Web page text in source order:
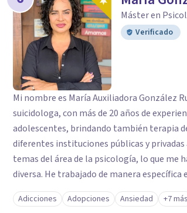
para desempeñarme como editor en la
Proyecto que me resultaba
deseo por la investigación y la
vínculos con colegas y amistades en el
Costa Rica, y en Acompañamiento
miembro fundador, desde 2019, del Foro
la Internacional de Foros del Campo
Máster en
Verificado
Mi nombre es María Auxiliadora González
suicidologa, con más de 20 años de
adolescentes, brindando también terapia
diferentes instituciones públicas y
temas del área de la psicología, lo que
diversa. He trabajado de manera específica
acompañamiento clínico de crisis suicida
del colectivo DUO para la prevención del
Adicciones Adopciones Ansiedad +7 más